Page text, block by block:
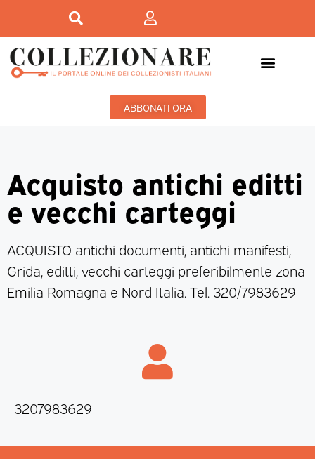
ABBONATI ORA
Acquisto antichi editti
e vecchi carteggi
ACQUISTO antichi documenti, antichi manifesti,
Grida, editti, vecchi carteggi preferibilmente zona
Emilia Romagna e Nord Italia. Tel. 320/7983629
3207983629